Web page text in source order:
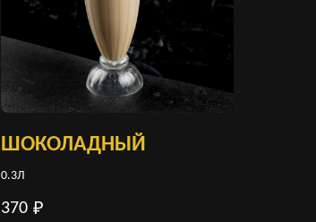
ШОКОЛАДНЫЙ
0.3Л
370 ₽